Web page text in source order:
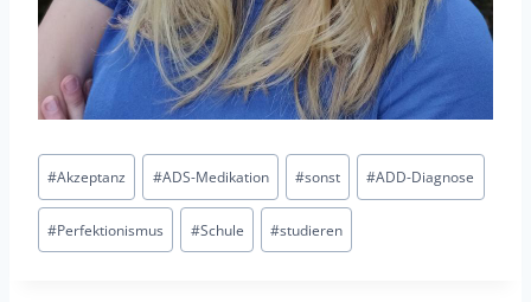
Tags
posten:
#Akzeptanz #ADS-Medikation #sonst #ADD-Diagnose
#Perfektionismus #Schule #studieren